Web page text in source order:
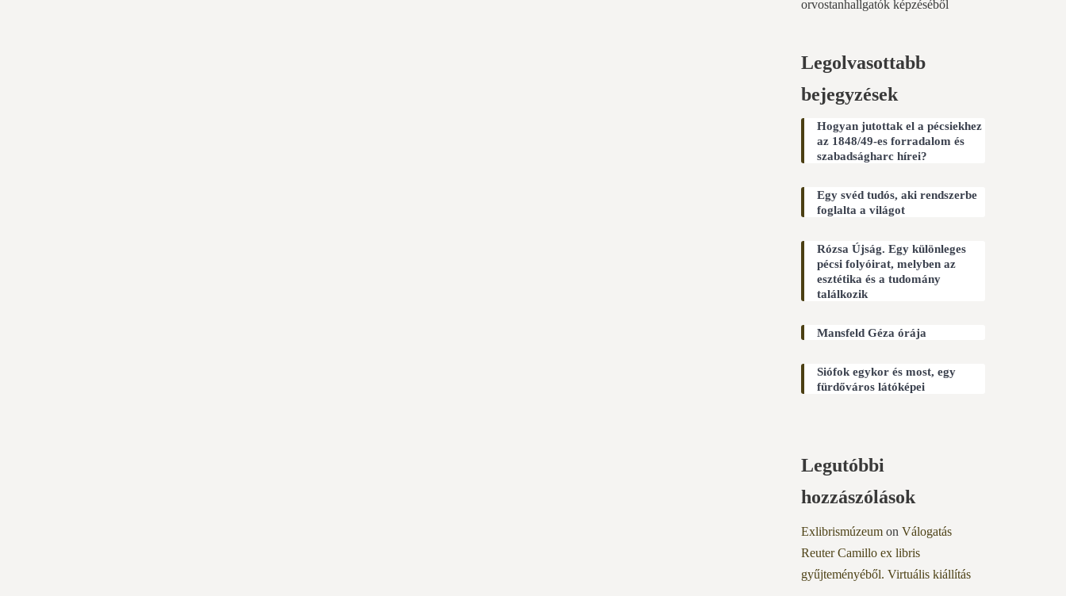
orvostanhallgatók képzéséből
Legolvasottabb
bejegyzések
Hogyan jutottak el a pécsiekhez
az 1848/49-es forradalom és
szabadságharc hírei?
Egy svéd tudós, aki rendszerbe
foglalta a világot
Rózsa Újság. Egy különleges
pécsi folyóirat, melyben az
esztétika és a tudomány
találkozik
Mansfeld Géza órája
Siófok egykor és most, egy
fürdőváros látóképei
Legutóbbi
hozzászólások
Exlibrismúzeumon Válogatás
Reuter Camillo ex libris
gyűjteményéből. Virtuális kiállítás